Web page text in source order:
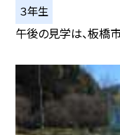
３年生
午後の見学は、板橋市